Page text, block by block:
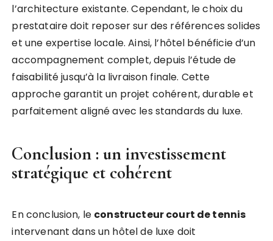
l’architecture existante. Cependant, le choix du
prestataire doit reposer sur des références solides
et une expertise locale. Ainsi, l’hôtel bénéficie d’un
accompagnement complet, depuis l’étude de
faisabilité jusqu’à la livraison finale. Cette
approche garantit un projet cohérent, durable et
parfaitement aligné avec les standards du luxe.
Conclusion : un investissement
stratégique et cohérent
En conclusion, le constructeur court de tennis
intervenant dans un hôtel de luxe doit